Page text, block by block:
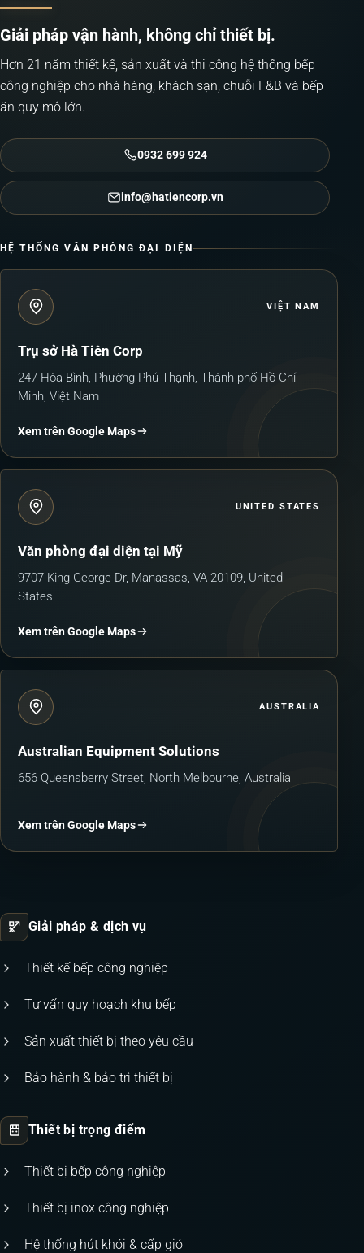
Giải pháp vận hành, không chỉ thiết bị.
Hơn 21 năm thiết kế, sản xuất và thi công hệ thống bếp
công nghiệp cho nhà hàng, khách sạn, chuỗi F&B và bếp
ăn quy mô lớn.
0932 699 924
info@hatiencorp.vn
HỆ THỐNG VĂN PHÒNG ĐẠI DIỆN
VIỆT NAM
Trụ sở Hà Tiên Corp
247 Hòa Bình, Phường Phú Thạnh, Thành phố Hồ Chí
Minh, Việt Nam
Xem trên Google Maps
UNITED STATES
Văn phòng đại diện tại Mỹ
9707 King George Dr, Manassas, VA 20109, United
States
Xem trên Google Maps
AUSTRALIA
Australian Equipment Solutions
656 Queensberry Street, North Melbourne, Australia
Xem trên Google Maps
Giải pháp & dịch vụ
Thiết kế bếp công nghiệp
Tư vấn quy hoạch khu bếp
Sản xuất thiết bị theo yêu cầu
Bảo hành & bảo trì thiết bị
Thiết bị trọng điểm
Thiết bị bếp công nghiệp
Thiết bị inox công nghiệp
Hệ thống hút khói & cấp gió